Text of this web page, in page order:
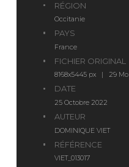
RÉGION
Occitanie
PAYS
France
FICHIER ORIGINAL
8168x5445 px | 29 Mo
DATE
25 Octobre 2022
AUTEUR
DOMINIQUE VIET
RÉFÉRENCE
VIET_013017